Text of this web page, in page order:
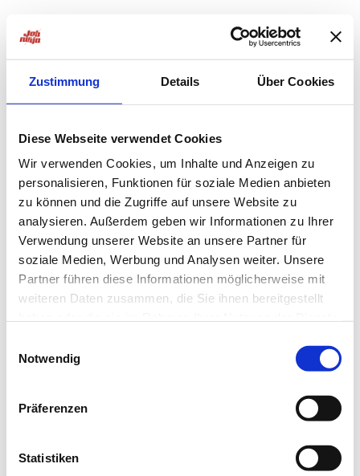
Zustimmung Details Über Cookies
Diese Webseite verwendet Cookies
Wir verwenden Cookies, um Inhalte und Anzeigen zu
personalisieren, Funktionen für soziale Medien anbieten
zu können und die Zugriffe auf unsere Website zu
analysieren. Außerdem geben wir Informationen zu Ihrer
Verwendung unserer Website an unsere Partner für
soziale Medien, Werbung und Analysen weiter. Unsere
Partner führen diese Informationen möglicherweise mit
weiteren Daten zusammen, die Sie ihnen bereitgestellt
Notwendig
Präferenzen
Statistiken
loadingjobninja.com
for more